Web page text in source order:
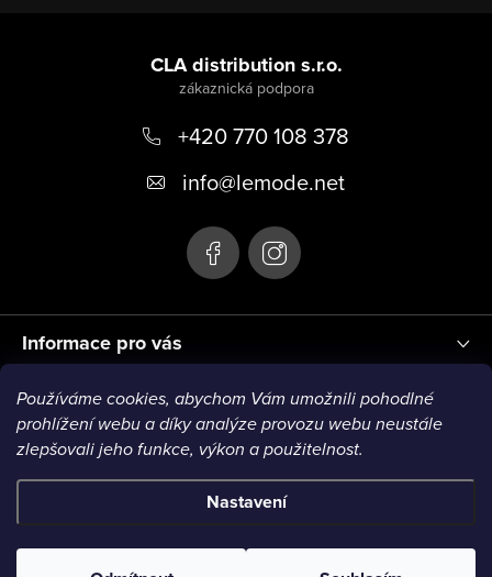
Používáme cookies, abychom Vám umožnili pohodlné
prohlížení webu a díky analýze provozu webu neustále
zlepšovali jeho funkce, výkon a použitelnost.
Nastavení
Informace pro vás
CLA distribution s.r.o.
+420 770 108 378
info@lemode.net
Blog
Copyright 2026Le Mode. Všechna práva vyhrazena.